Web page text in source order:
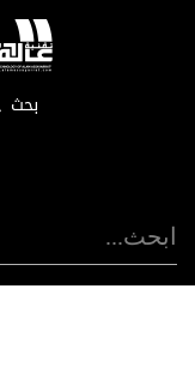
بحث